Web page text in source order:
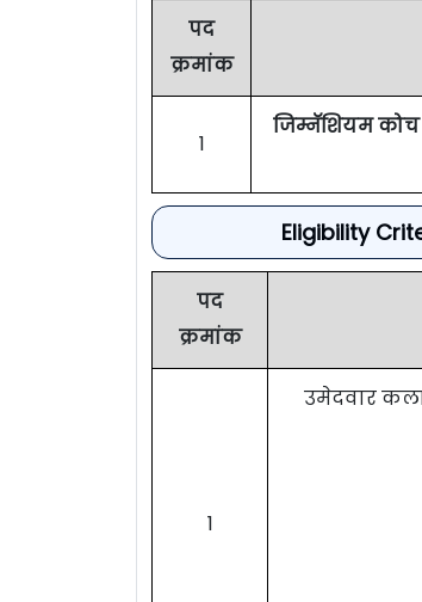
पद
क्रमांक
1
जिम्नॅशियम
Eligibility
पद
क्रमांक
1
उमेदवार कला